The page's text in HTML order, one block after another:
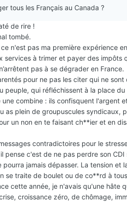
tous les Français au Canada ?
de rire !
tombé.
n'est pas ma première expérience
à trimer et payer des impôts
pas à se dégrader en France.
pour ne pas les citer qui ne sont
qui réfléchissent à la place
combine : ils confisquent l'argent
as plein de groupuscules syndicaux,
un non en te faisant ch**ier et en
contradictoires pour le
pense c'est de ne pas perdre son
jamais dépasser. La tension et
se traite de boulet ou de co**rd à
cette année, je n'avais qu'une hâte
croissance zéro, de chômage,